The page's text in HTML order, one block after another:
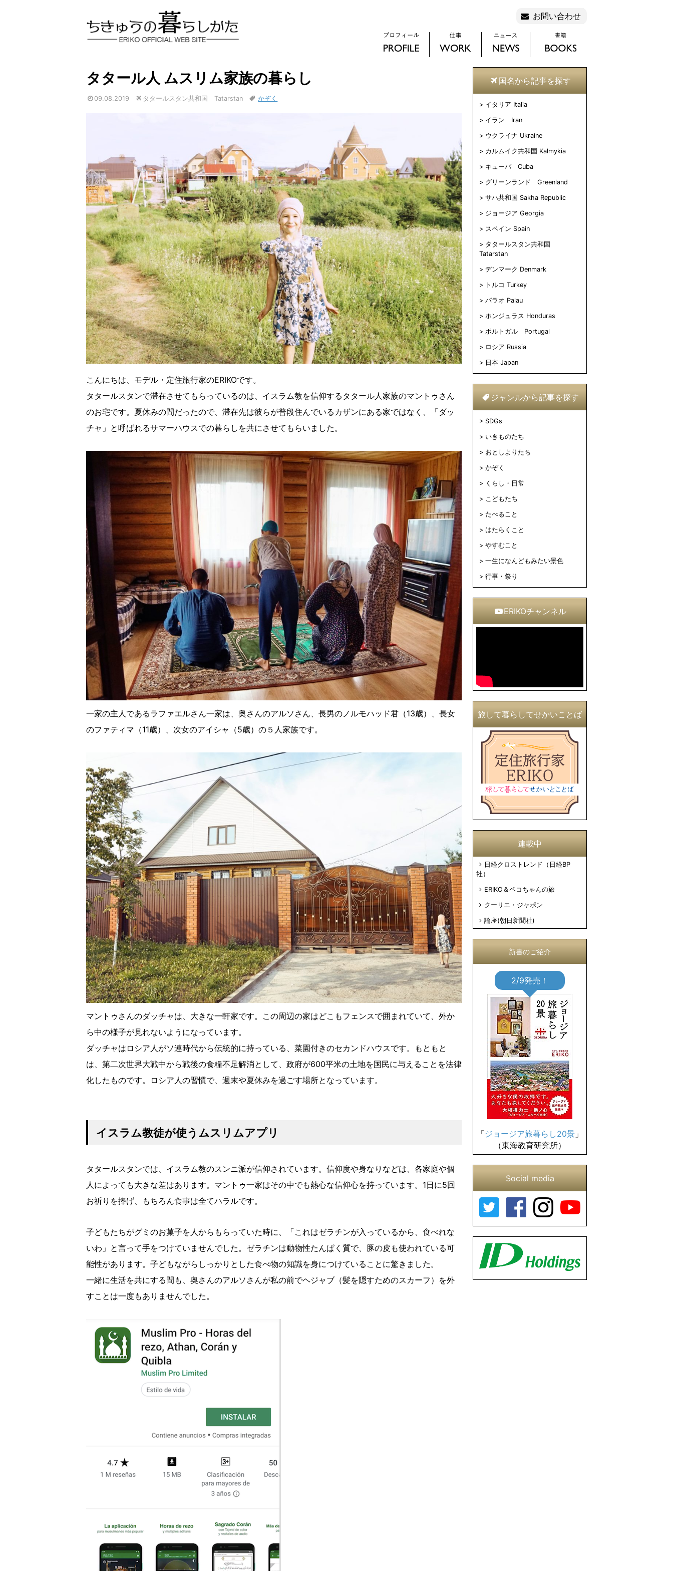
お問い合わせ
タタール人 ムスリム家族の暮らし
09.08.2019 タタールスタン共和国 Tatarstan かぞく
こんにちは、モデル・定住旅行家のERIKOです。
タタールスタンで滞在させてもらっているのは、イスラム教を信仰するタタール人家族のマントゥさん
のお宅です。夏休みの間だったので、滞在先は彼らが普段住んでいるカザンにある家ではなく、「ダッ
チャ」と呼ばれるサマーハウスでの暮らしを共にさせてもらいました。
一家の主人であるラファエルさん一家は、奥さんのアルソさん、長男のノルモハッド君（13歳）、長女
のファティマ（11歳）、次女のアイシャ（5歳）の５人家族です。
マントゥさんのダッチャは、大きな一軒家です。この周辺の家はどこもフェンスで囲まれていて、外か
ら中の様子が見れないようになっています。
ダッチャはロシア人がソ連時代から伝統的に持っている、菜園付きのセカンドハウスです。もともと
は、第二次世界大戦中から戦後の食糧不足解消として、政府が600平米の土地を国民に与えることを法律
化したものです。ロシア人の習慣で、週末や夏休みを過ごす場所となっています。
イスラム教徒が使うムスリムアプリ
タタールスタンでは、イスラム教のスンニ派が信仰されています。信仰度や身なりなどは、各家庭や個
人によっても大きな差はあります。マントゥ一家はその中でも熱心な信仰心を持っています。1日に5回
お祈りを捧げ、もちろん食事は全てハラルです。
子どもたちがグミのお菓子を人からもらっていた時に、「これはゼラチンが入っているから、食べれな
いわ」と言って手をつけていませんでした。ゼラチンは動物性たんぱく質で、豚の皮も使われている可
能性があります。子どもながらしっかりとした食べ物の知識を身につけていることに驚きました。
一緒に生活を共にする間も、奥さんのアルソさんが私の前でヘジャブ（髪を隠すためのスカーフ）を外
すことは一度もありませんでした。
国名から記事を探す
イタリア Italia
イラン Iran
ウクライナ Ukraine
カルムイク共和国 Kalmykia
キューバ Cuba
グリーンランド Greenland
サハ共和国 Sakha Republic
ジョージア Georgia
スペイン Spain
タタールスタン共和国
Tatarstan
デンマーク Denmark
トルコ Turkey
パラオ Palau
ホンジュラス Honduras
ポルトガル Portugal
ロシア Russia
日本 Japan
ジャンルから記事を探す
SDGs
いきものたち
おとしよりたち
かぞく
くらし・日常
こどもたち
たべること
はたらくこと
やすむこと
一生になんどもみたい景色
行事・祭り
ERIKOチャンネル
旅して暮らしてせかいことば
連載中
日経クロストレンド（日経BP
社）
ERIKO＆ペコちゃんの旅
クーリエ・ジャポン
論座(朝日新聞社)
新書のご紹介
2/9発売！
「 ジョージア旅暮らし20景 」
（東海教育研究所）
Social media